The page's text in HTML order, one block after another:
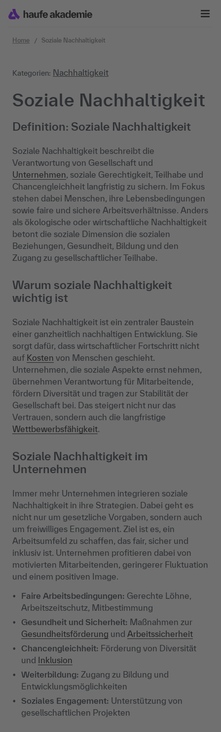
Home Soziale Nachhaltigkeit
Kategorien: Nachhaltigkeit
Soziale Nachhaltigkeit
Definition: Soziale Nachhaltigkeit
Soziale Nachhaltigkeit beschreibt die
Verantwortung von Gesellschaft und
Unternehmen, soziale Gerechtigkeit, Teilhabe und
Chancengleichheit langfristig zu sichern. Im Fokus
stehen dabei Menschen, ihre Lebensbedingungen
sowie faire und sichere Arbeitsverhältnisse. Anders
als ökologische oder wirtschaftliche Nachhaltigkeit
betont die soziale Dimension die sozialen
Beziehungen, Gesundheit, Bildung und den
Zugang zu gesellschaftlicher Teilhabe.
Warum soziale Nachhaltigkeit
wichtig ist
Soziale Nachhaltigkeit ist ein zentraler Baustein
einer ganzheitlich nachhaltigen Entwicklung. Sie
sorgt dafür, dass wirtschaftlicher Fortschritt nicht
auf Kosten von Menschen geschieht.
Unternehmen, die soziale Aspekte ernst nehmen,
übernehmen Verantwortung für Mitarbeitende,
fördern Diversität und tragen zur Stabilität der
Gesellschaft bei. Das steigert nicht nur das
Vertrauen, sondern auch die langfristige
Wettbewerbsfähigkeit.
Soziale Nachhaltigkeit im
Unternehmen
Immer mehr Unternehmen integrieren soziale
Nachhaltigkeit in ihre Strategien. Dabei geht es
nicht nur um gesetzliche Vorgaben, sondern auch
um freiwilliges Engagement. Ziel ist es, ein
Arbeitsumfeld zu schaffen, das fair, sicher und
inklusiv ist. Unternehmen profitieren dabei von
motivierten Mitarbeitenden, geringerer Fluktuation
und einem positiven Image.
Faire Arbeitsbedingungen: Gerechte Löhne,
Arbeitszeitschutz, Mitbestimmung
Gesundheit und Sicherheit: Maßnahmen zur
Gesundheitsförderung und Arbeitssicherheit
Chancengleichheit: Förderung von Diversität
und Inklusion
Weiterbildung: Zugang zu Bildung und
Entwicklungsmöglichkeiten
Soziales Engagement: Unterstützung von
gesellschaftlichen Projekten